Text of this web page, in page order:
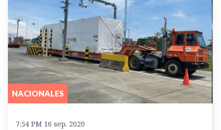
NACIONALES
7:54 PM 16 sep. 2020